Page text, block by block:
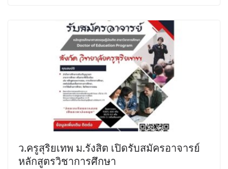
ว.ครูสุริยเทพ ม.รังสิต เปิดรับสมัครอาจารย์
หลักสูตรวิชาการศึกษา